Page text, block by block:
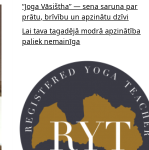
“Joga Vāsištha” — sena saruna par
prātu, brīvību un apzinātu dzīvi
Lai tava tagadējā modrā apzinātība
paliek nemainīga